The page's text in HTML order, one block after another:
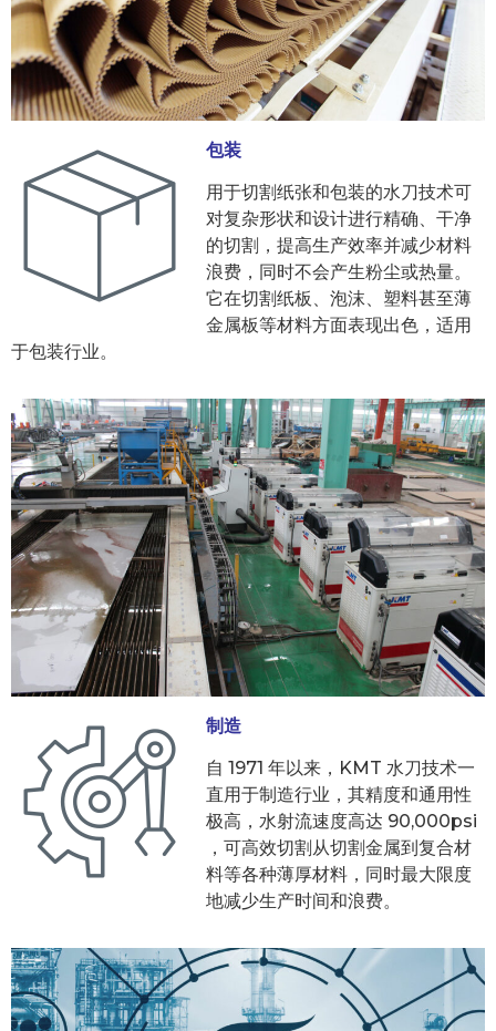
包装
用于切割纸张和包装的水刀技术可
对复杂形状和设计进行精确、干净
的切割，提高生产效率并减少材料
浪费，同时不会产生粉尘或热量。
它在切割纸板、泡沫、塑料甚至薄
金属板等材料方面表现出色，适用
于包装行业。
制造
自 1971 年以来，KMT 水刀技术一
直用于制造行业，其精度和通用性
极高，水射流速度高达 90,000psi
，可高效切割从切割金属到复合材
料等各种薄厚材料，同时最大限度
地减少生产时间和浪费。